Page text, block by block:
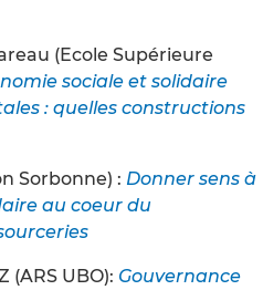
(Ecole Supérieure
sociale et solidaire
: quelles constructions
Sorbonne) : Donner sens à
au coeur du
(ARS UBO): Gouvernance